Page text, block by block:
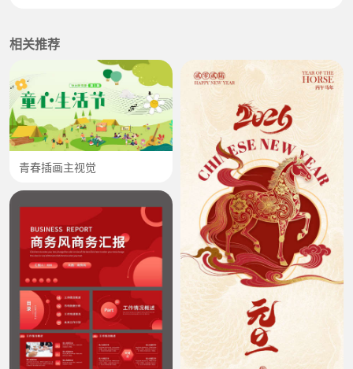
相关推荐
青春插画主视觉